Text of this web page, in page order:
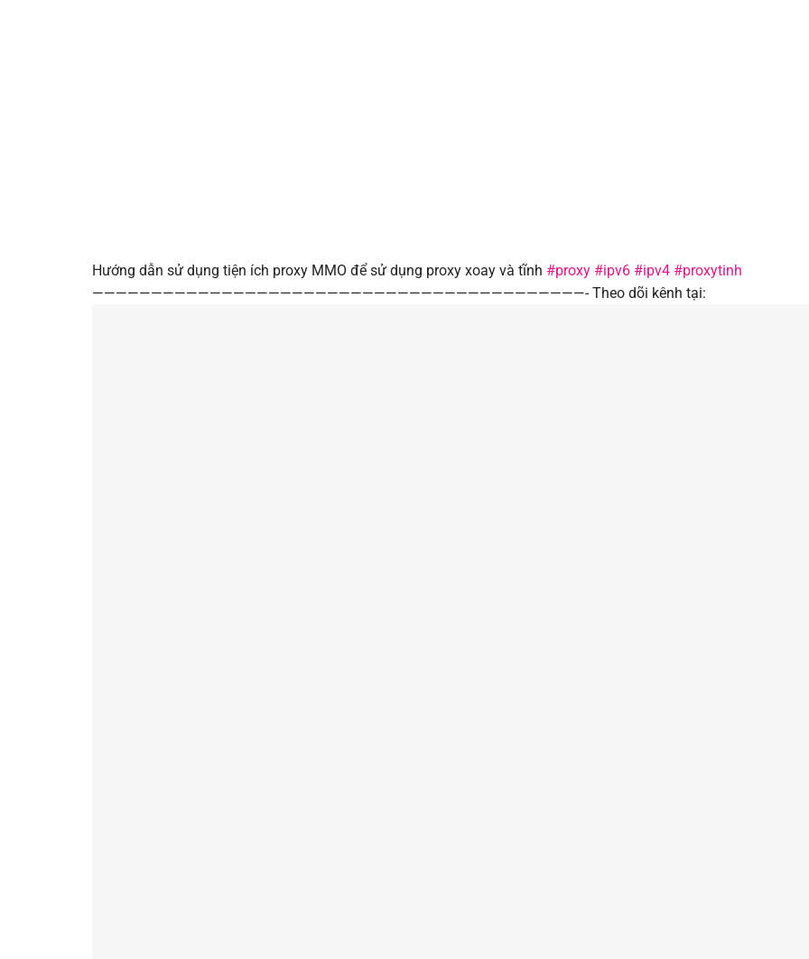
Hướng dẫn sử dụng tiện ích proxy MMO để sử dụng proxy xoay và tĩnh #proxy #ipv6 #ipv4 #proxytinh
——————————————————————————————————————————- Theo dõi kênh tại: